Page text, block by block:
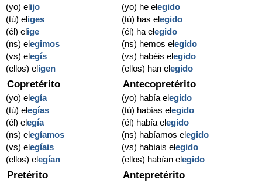
(yo) elijo
(tú) eliges
(él) elige
(ns) elegimos
(vs) elegís
(ellos) eligen
(yo) he elegido
(tú) has elegido
(él) ha elegido
(ns) hemos elegido
(vs) habéis elegido
(ellos) han elegido
Copretérito
(yo) elegía
(tú) elegías
(él) elegía
(ns) elegíamos
(vs) elegíais
(ellos) elegían
Antecopretérito
(yo) había elegido
(tú) habías elegido
(él) había elegido
(ns) habíamos elegido
(vs) habíais elegido
(ellos) habían elegido
Pretérito Antepretérito